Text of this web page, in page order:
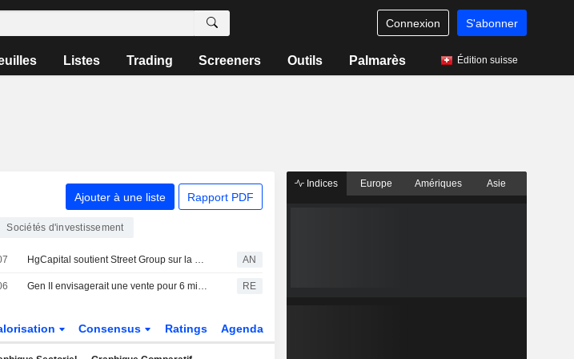
Connexion S'abonner
Listes Trading Screeners Outils Palmarès Édition suisse
Ajouter à une liste Rapport PDF
Sociétés d'investissement
HgCapital soutient Street Group sur la base d'une valorisation de 200 millions de livres sterling AN
Gen II envisagerait une vente pour 6 milliards de dollars, selon le FT RE
Consensus Ratings Agenda
Indices Europe Amériques Asie